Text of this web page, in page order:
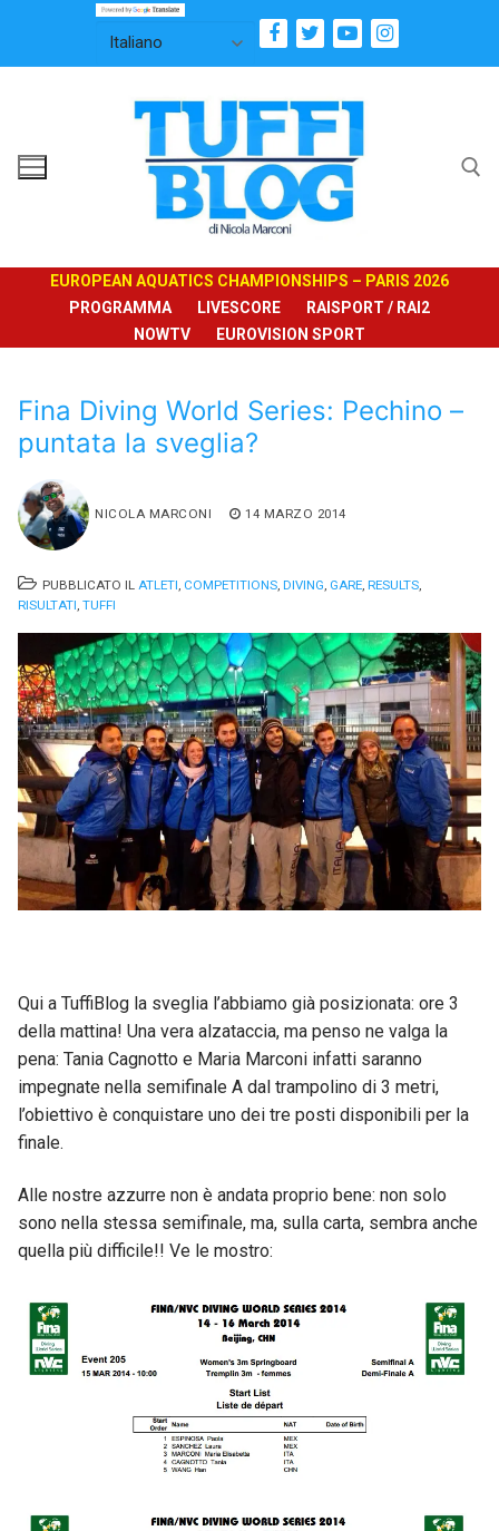
contenuto
EUROPEAN AQUATICS CHAMPIONSHIPS – PARIS 2026
PROGRAMMA
LIVESCORE
RAISPORT / RAI2
NOWTV
EUROVISION SPORT
Fina Diving World Series: Pechino –
puntata la sveglia?
NICOLA MARCONI 14 MARZO 2014
PUBBLICATO IL ATLETI, COMPETITIONS, DIVING, GARE, RESULTS,
RISULTATI, TUFFI
Qui a TuffiBlog la sveglia l’abbiamo già posizionata: ore 3
della mattina! Una vera alzataccia, ma penso ne valga la
pena: Tania Cagnotto e Maria Marconi infatti saranno
impegnate nella semifinale A dal trampolino di 3 metri,
l’obiettivo è conquistare uno dei tre posti disponibili per la
finale.
Alle nostre azzurre non è andata proprio bene: non solo
sono nella stessa semifinale, ma, sulla carta, sembra anche
quella più difficile!! Ve le mostro: